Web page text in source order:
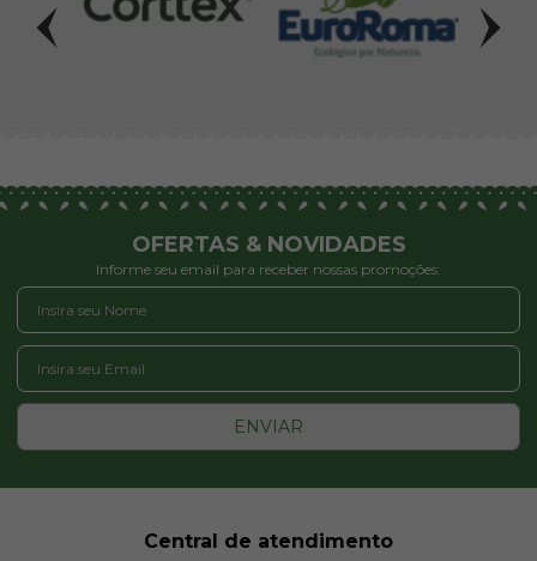
OFERTAS & NOVIDADES
Informe seu email para receber nossas promoções:
ENVIAR
Central de atendimento